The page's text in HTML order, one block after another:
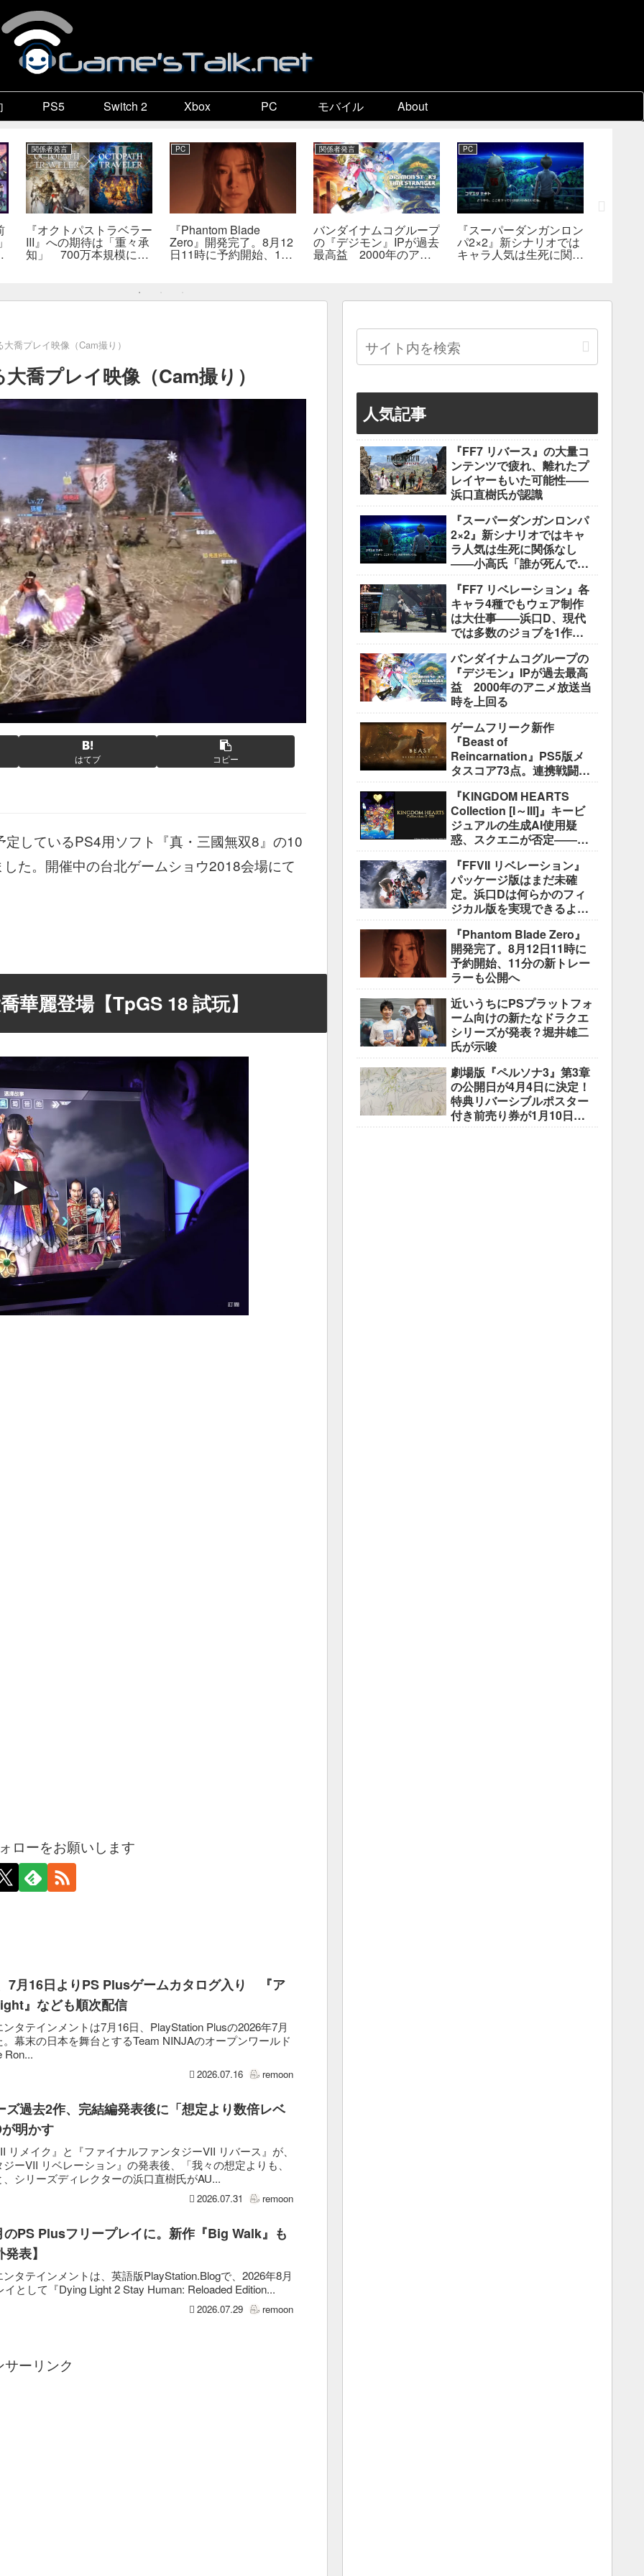
PS5 Switch 2 Xbox PC モバイル About
関係者発言
『オクトパストラベラー
III』への期待は「重々承
知」 700万本規模に成
PC
『Phantom Blade
Zero』開発完了。8月12
日11時に予約開始、11
関係者発言
バンダイナムコグループ
の『デジモン』IPが過去
最高益 2000年のアニ
PC
『スーパーダンガンロン
パ2×2』新シナリオでは
キャラ人気は生死に関係
喬プレイ映像（Cam撮り）
喬プレイ映像（Cam撮り）
はてブ コピー
しているPS4用ソフト『真・三國無双8』の10
た。開催中の台北ゲームショウ2018会場にて
華麗登場【TpGS 18 試玩】
ローをお願いします
7月16日よりPS Plusゲームカタログ入り 『ア
』なども順次配信
タテインメントは7月16日、PlayStation Plusの2026年7月
幕末の日本を舞台とするTeam NINJAのオープンワールド
Ron...
2026.07.16 remoon
ズ過去2作、完結編発表後に「想定より数倍レベ
明かす
リメイク』と『ファイナルファンタジーVII リバース』が、
ーVII リベレーション』の発表後、「我々の想定よりも、
シリーズディレクターの浜口直樹氏がAU...
2026.07.31 remoon
PS Plusフリープレイに。新作『Big Walk』も
表】
タテインメントは、英語版PlayStation.Blogで、2026年8月
として『Dying Light 2 Stay Human: Reloaded Edition...
2026.07.29 remoon
サーリンク
人気記事
『FF7 リバース』の大量コ
ンテンツで疲れ、離れたプ
レイヤーもいた可能性――
浜口直樹氏が認識
『スーパーダンガンロンパ
2×2』新シナリオではキャ
ラ人気は生死に関係なし
――小高氏「誰が死んでも
で」
『FF7 リベレーション』各
キャラ4種でもウェア制作
は大仕事――浜口D、現代
では多数のジョブを1作に
説明
バンダイナムコグループの
『デジモン』IPが過去最高
益 2000年のアニメ放送当
時を上回る
ゲームフリーク新作
『Beast of
Reincarnation』PS5版メ
タスコア73点。連携戦闘は
き”には不満
『KINGDOM HEARTS
Collection [I～III]』キービ
ジュアルの生成AI使用疑
惑、スクエニが否定――不
ス」
『FFVII リベレーション』
パッケージ版はまだ未確
定。浜口Dは何らかのフィ
ジカル版を実現できるよう
『Phantom Blade Zero』
開発完了。8月12日11時に
予約開始、11分の新トレー
ラーも公開へ
近いうちにPSプラットフォ
ーム向けの新たなドラクエ
シリーズが発表？堀井雄二
氏が示唆
劇場版『ペルソナ3』第3章
の公開日が4月4日に決定！
特典リバーシブルポスター
付き前売り券が1月10日よ